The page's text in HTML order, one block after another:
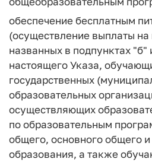
обеспечение бесплатным
(осуществление выплаты на
названных в подпунктах "б"
настоящего Указа,
государственных
образовательных
осуществляющих
по образовательным
общего, основного общего
образования, а также